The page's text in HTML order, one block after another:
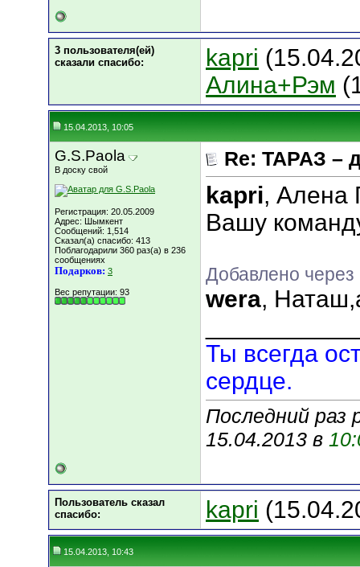
3 пользователя(ей)
сказали cпасибо:
kapri
Алина+Рэм
15.04.2013, 10:05
G.S.Paola
В доску свой
Регистрация: 20.05.2009
Адрес: Шымкент
Сообщений: 1,514
Сказал(а) спасибо: 413
Поблагодарили 360 раз(а) в 236
сообщениях
Подарков: 3
Вес репутации: 93
Re: ТАРАЗ –
kapri, Алена
Вашу
Добавлено через
wera,
Ты всегда
сердце.
Последний раз
15.04.2013 в
Пользователь сказал
cпасибо:
kapri
15.04.2013, 10:43